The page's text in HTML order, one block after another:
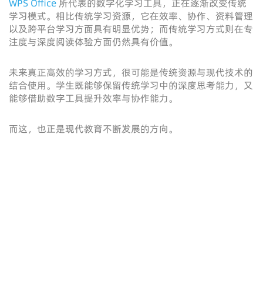
WPS Office 所代表的数字化学习工具，正在逐渐改变传统
学习模式。相比传统学习资源，它在效率、协作、资料管理
以及跨平台学习方面具有明显优势；而传统学习方式则在专
注度与深度阅读体验方面仍然具有价值。
未来真正高效的学习方式，很可能是传统资源与现代技术的
结合使用。学生既能够保留传统学习中的深度思考能力，又
能够借助数字工具提升效率与协作能力。
而这，也正是现代教育不断发展的方向。